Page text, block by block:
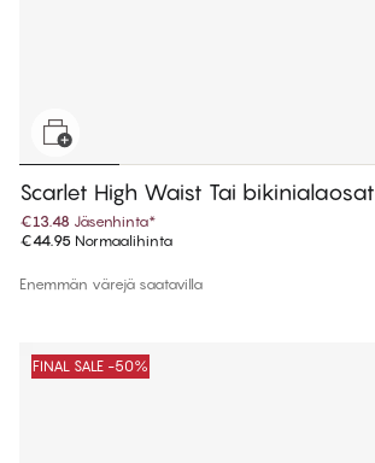
Scarlet High Waist Tai bikinialaosat
€13.48 Jäsenhinta*
€44.95 Normaalihinta
Enemmän värejä saatavilla
FINAL SALE -50%